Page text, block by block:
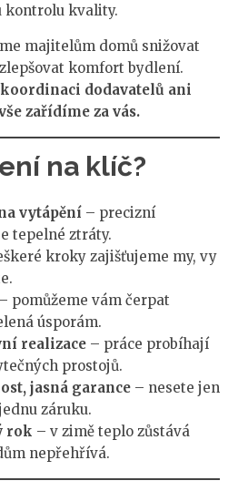
kontrolu kvality.
majitelům domů snižovat
komfort bydlení.
dodavatelů ani
zařídíme za vás.
na klíč?
vytápění – precizní
tepelné ztráty.
kroky zajišťujeme my, vy
– pomůžeme vám čerpat
úsporám.
realizace – práce probíhají
prostojů.
jasná garance – nesete jen
záruku.
rok – v zimě teplo zůstává
nepřehřívá.